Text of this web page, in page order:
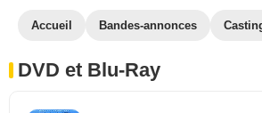
Accueil Bandes-annonces
DVD et Blu-Ray